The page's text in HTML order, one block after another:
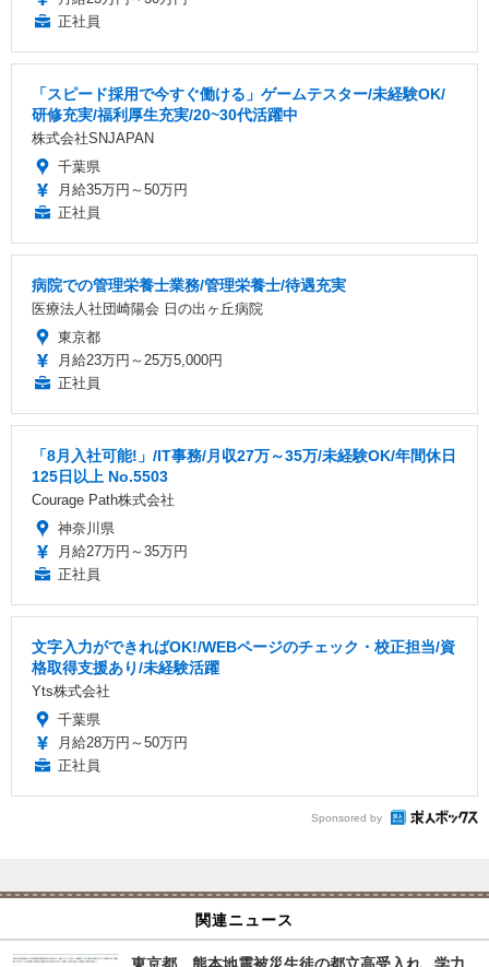
正社員
「スピード採用で今すぐ働ける」ゲームテスター/未経験OK/
研修充実/福利厚生充実/20~30代活躍中
株式会社SNJAPAN
千葉県
月給35万円～50万円
正社員
病院での管理栄養士業務/管理栄養士/待遇充実
医療法人社団崎陽会 日の出ヶ丘病院
東京都
月給23万円～25万5,000円
正社員
「8月入社可能!」/IT事務/月収27万～35万/未経験OK/年間休日
125日以上 No.5503
Courage Path株式会社
神奈川県
月給27万円～35万円
正社員
文字入力ができればOK!/WEBページのチェック・校正担当/資
格取得支援あり/未経験活躍
Yts株式会社
千葉県
月給28万円～50万円
正社員
Sponsored by
関連ニュース